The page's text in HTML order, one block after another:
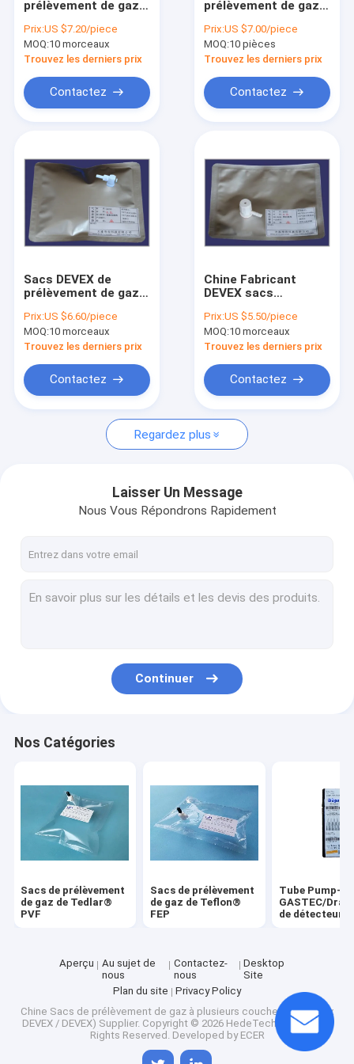
Sacs de prélèvement (multicouche) de gaz de papier
Sacs de prélèvement de gaz d'EVOH
Sacs de prélèvement de gaz de polyester (sac d'odeur)
prélèvement de gaz
Devex multicouches
avec soupape PTFE à
ouverture latérale
prélèvement d'air
Prix:US $7.20/piece
MOQ:10 morceaux
Trouvez les derniers prix
Contactez
prélèvement de gaz
Devex multicouches
avec soupape en
PTFE à ouverture
fitting) (NDV41_1L)
Prix:US $7.00/piece
MOQ:10 pièces
Trouvez les derniers prix
Contactez
Sacs DEVEX de
prélèvement de gaz
d'allumage/d'arrêt
PTFE DEV41_0.3L
Prix:US $6.60/piece
MOQ:10 morceaux
Trouvez les derniers prix
Contactez
Chine Fabricant
DEVEX sacs
d'air/gaz avec ABS
(type L) vanne
d'allumage/arrêt de
connecteur latéral
DEV61_5L
Prix:US $5.50/piece
MOQ:10 morceaux
Trouvez les derniers prix
Contactez
Regardez plus
Laisser Un Message
Nous Vous Répondrons Rapidement
Continuer
Nos Catégories
Sacs de prélèvement
de gaz de Tedlar®
PVF
Sacs de prélèvement
de gaz de Teflon®
FEP
Tube Pump-
GASTEC/
de détecteur
Aperçu
Au sujet de
nous
Contactez-
nous
Desktop
Site
Plan du site
Privacy Policy
Chine Sacs de prélèvement de gaz à plusieurs couches (nouveaux
DEVEX / DEVEX) Supplier. Copyright © 2026 HedeTech Co.,Ltd.. All
Rights Reserved. Developed by ECER